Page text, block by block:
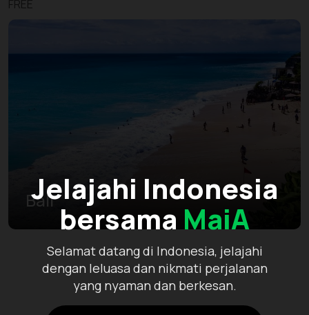
Jelajahi Indonesia
bersama MaiA
Selamat datang di Indonesia, jelajahi
dengan leluasa dan nikmati perjalanan
yang nyaman dan berkesan.
FREE
Bali